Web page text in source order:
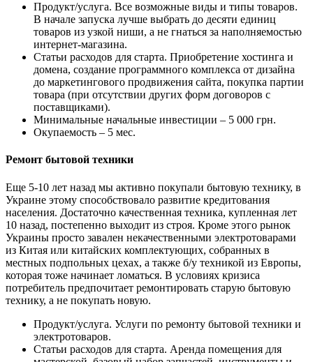
Продукт/услуга. Все возможные виды и типы товаров.
В начале запуска лучше выбрать до десяти единиц
товаров из узкой ниши, а не гнаться за наполняемостью
интернет-магазина.
Статьи расходов для старта. Приобретение хостинга и
домена, создание программного комплекса от дизайна
до маркетингового продвижения сайта, покупка партии
товара (при отсутствии других форм договоров с
поставщиками).
Минимальные начальные инвестиции – 5 000 грн.
Окупаемость – 5 мес.
Ремонт бытовой техники
Еще 5-10 лет назад мы активно покупали бытовую технику, в
Украине этому способствовало развитие кредитования
населения. Достаточно качественная техника, купленная лет
10 назад, постепенно выходит из строя. Кроме этого рынок
Украины просто завален некачественными электротоварами
из Китая или китайских комплектующих, собранных в
местных подпольных цехах, а также б/у техникой из Европы,
которая тоже начинает ломаться. В условиях кризиса
потребитель предпочитает ремонтировать старую бытовую
технику, а не покупать новую.
Продукт/услуга. Услуги по ремонту бытовой техники и
электротоваров.
Статьи расходов для старта. Аренда помещения для